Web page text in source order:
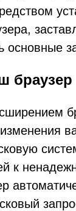
основные
браузер
к